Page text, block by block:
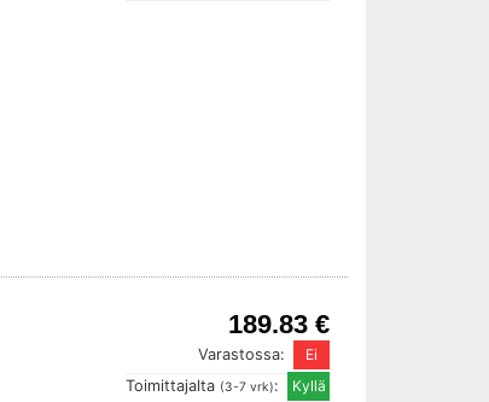
189.83 €
Varastossa:
Toimittajalta (3-7 vrk):